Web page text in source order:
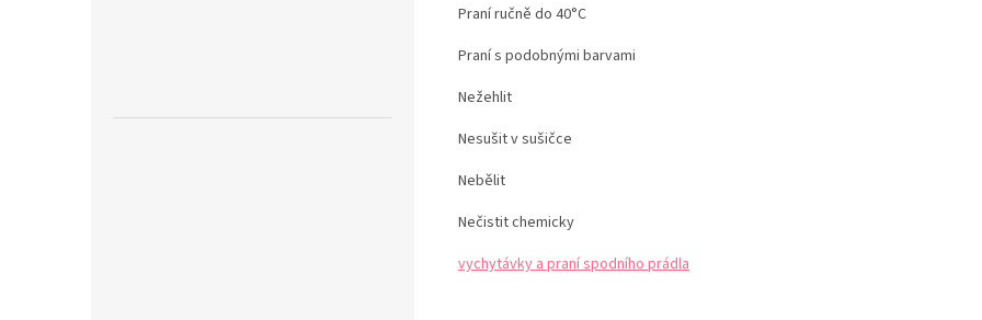
Praní ručně do 40°C
Praní s podobnými barvami
Nežehlit
Nesušit v sušičce
Nebělit
Nečistit chemicky
vychytávky a praní spodního prádla